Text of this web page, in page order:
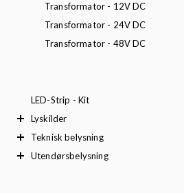
Transformator - 12V DC
Transformator - 24V DC
Transformator - 48V DC
LED-Strip - Kit
Lyskilder
Teknisk belysning
Utendørsbelysning